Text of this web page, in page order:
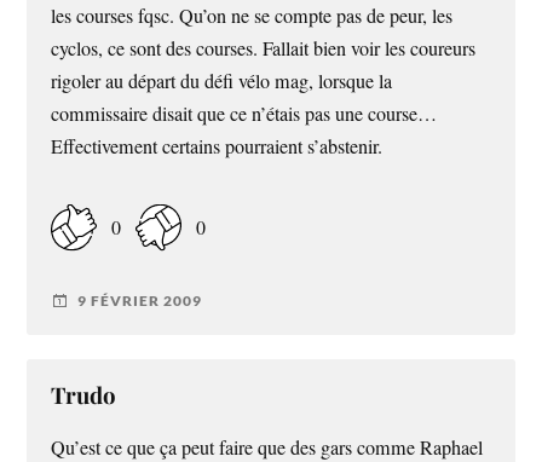
les courses fqsc. Qu’on ne se compte pas de peur, les
cyclos, ce sont des courses. Fallait bien voir les coureurs
rigoler au départ du défi vélo mag, lorsque la
commissaire disait que ce n’étais pas une course…
Effectivement certains pourraient s’abstenir.
0 0
9 FÉVRIER 2009
Trudo
Qu’est ce que ça peut faire que des gars comme Raphael